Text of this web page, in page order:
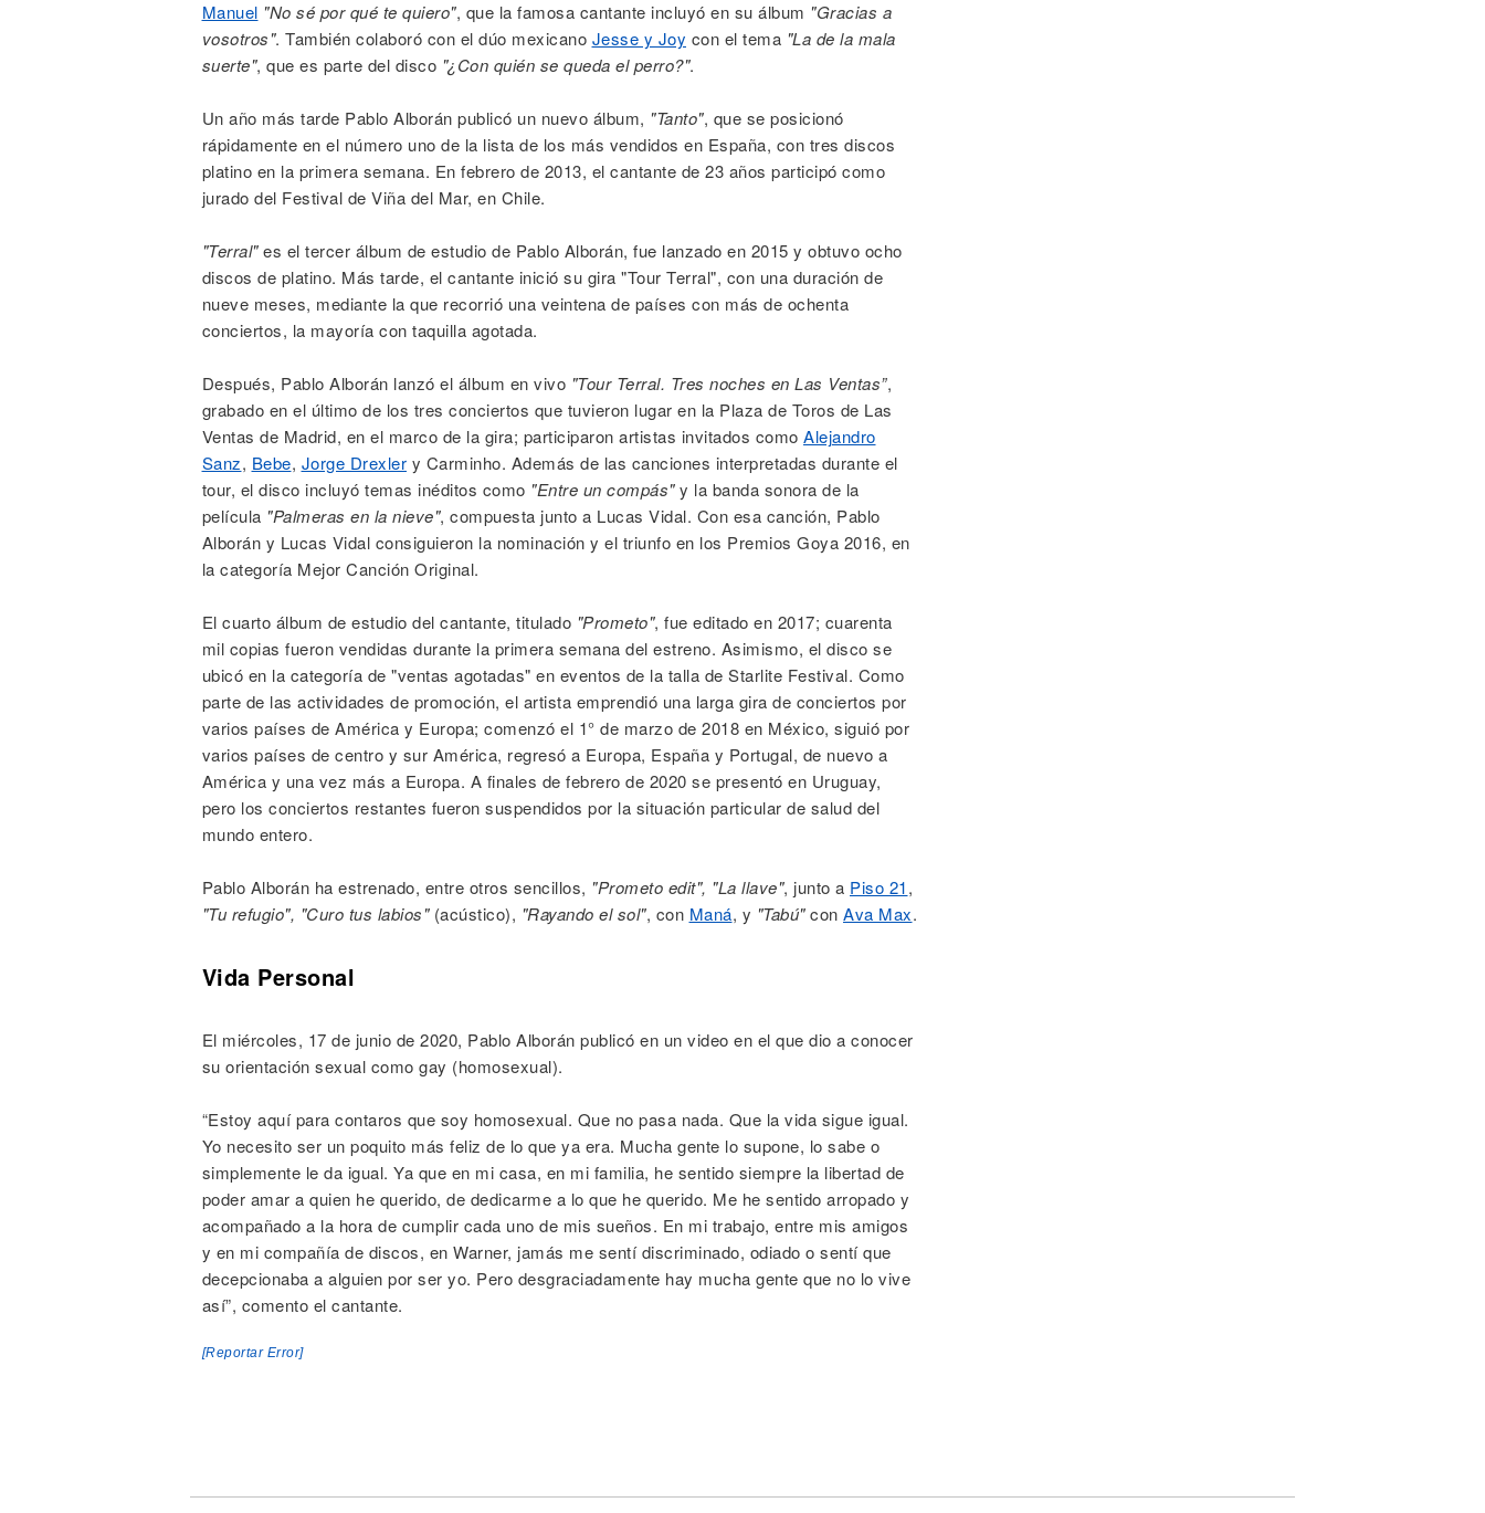
Manuel "No sé por qué te quiero", que la famosa cantante incluyó en su álbum "Gracias a
vosotros". También colaboró con el dúo mexicano Jesse y Joy con el tema "La de la mala
suerte", que es parte del disco "¿Con quién se queda el perro?".
Un año más tarde Pablo Alborán publicó un nuevo álbum, "Tanto", que se posicionó
rápidamente en el número uno de la lista de los más vendidos en España, con tres discos
platino en la primera semana. En febrero de 2013, el cantante de 23 años participó como
jurado del Festival de Viña del Mar, en Chile.
"Terral"es el tercer álbum de estudio de Pablo Alborán, fue lanzado en 2015 y obtuvo ocho
discos de platino. Más tarde, el cantante inició su gira "Tour Terral", con una duración de
nueve meses, mediante la que recorrió una veintena de países con más de ochenta
conciertos, la mayoría con taquilla agotada.
Después, Pablo Alborán lanzó el álbum en vivo "Tour Terral. Tres noches en Las Ventas”,
grabado en el último de los tres conciertos que tuvieron lugar en la Plaza de Toros de Las
Ventas de Madrid, en el marco de la gira; participaron artistas invitados como Alejandro
Sanz, Bebe, Jorge Drexler y Carminho. Además de las canciones interpretadas durante el
tour, el disco incluyó temas inéditos como "Entre un compás"y la banda sonora de la
película "Palmeras en la nieve", compuesta junto a Lucas Vidal. Con esa canción, Pablo
Alborán y Lucas Vidal consiguieron la nominación y el triunfo en los Premios Goya 2016, en
la categoría Mejor Canción Original.
El cuarto álbum de estudio del cantante, titulado "Prometo", fue editado en 2017; cuarenta
mil copias fueron vendidas durante la primera semana del estreno. Asimismo, el disco se
ubicó en la categoría de "ventas agotadas" en eventos de la talla de Starlite Festival. Como
parte de las actividades de promoción, el artista emprendió una larga gira de conciertos por
varios países de América y Europa; comenzó el 1° de marzo de 2018 en México, siguió por
varios países de centro y sur América, regresó a Europa, España y Portugal, de nuevo a
América y una vez más a Europa. A finales de febrero de 2020 se presentó en Uruguay,
pero los conciertos restantes fueron suspendidos por la situación particular de salud del
mundo entero.
Pablo Alborán ha estrenado, entre otros sencillos, "Prometo edit", "La llave", junto a Piso 21,
"Tu refugio", "Curo tus labios"(acústico), "Rayando el sol", con Maná, y "Tabú"con Ava Max.
Vida Personal
El miércoles, 17 de junio de 2020, Pablo Alborán publicó en un video en el que dio a conocer
su orientación sexual como gay (homosexual).
“Estoy aquí para contaros que soy homosexual. Que no pasa nada. Que la vida sigue igual.
Yo necesito ser un poquito más feliz de lo que ya era. Mucha gente lo supone, lo sabe o
simplemente le da igual. Ya que en mi casa, en mi familia, he sentido siempre la libertad de
poder amar a quien he querido, de dedicarme a lo que he querido. Me he sentido arropado y
acompañado a la hora de cumplir cada uno de mis sueños. En mi trabajo, entre mis amigos
y en mi compañía de discos, en Warner, jamás me sentí discriminado, odiado o sentí que
decepcionaba a alguien por ser yo. Pero desgraciadamente hay mucha gente que no lo vive
así”, comento el cantante.
[Reportar Error]